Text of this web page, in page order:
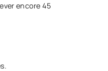
encore 45